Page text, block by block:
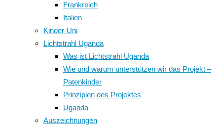
Frankreich
Italien
Kinder-Uni
Lichtstrahl Uganda
Was ist Lichtstrahl Uganda
Wie und warum unterstützen wir das Projekt –
Patenkinder
Prinzipien des Projektes
Uganda
Auszeichnungen